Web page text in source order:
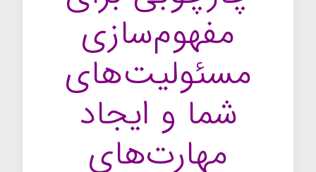
مفهوم‌سازی
مسئولیت‌های
شما و ایجاد
مهارت‌های